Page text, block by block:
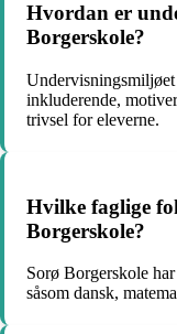
Hvordan er
Borgerskole?
inkluderende,
trivsel for eleverne.
Hvilke faglige
Borgerskole?
Sorø Borgerskole
såsom dansk,